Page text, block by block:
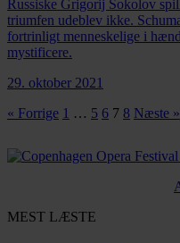
Russiske Grigorij Sokolov
triumfen udeblev ikke.
fortrinligt menneskelige i
mystificere.
29. oktober 2021
« Forrige 1 … 5 6 7 8 Næste »
MEST LÆSTE